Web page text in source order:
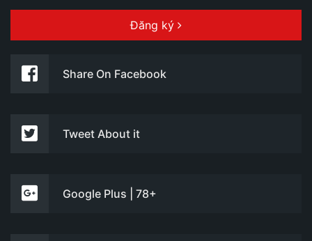
Đăng ký
Share On Facebook
Tweet About it
Google Plus | 78+